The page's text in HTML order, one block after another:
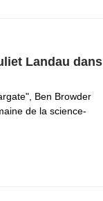
Landau dans
Ben Browder
de la science-